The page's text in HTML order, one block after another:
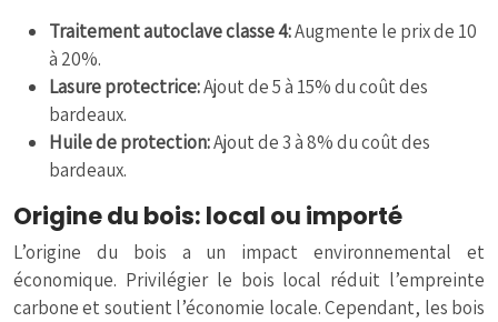
Traitement autoclave classe 4:Augmente le prix de 10
à 20%.
Lasure protectrice:Ajout de 5 à 15% du coût des
bardeaux.
Huile de protection:Ajout de 3 à 8% du coût des
bardeaux.
Origine du bois: local ou importé
L’origine du bois a un impact environnemental et
économique. Privilégier le bois local réduit l’empreinte
carbone et soutient l’économie locale. Cependant, les bois